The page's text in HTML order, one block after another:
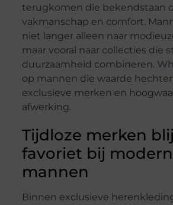
terugkomen die bekendstaan
vakmanschap en comfort.
niet langer alleen naar
maar vooral naar collecties die
duurzaamheid combineren.
op mannen die waarde
exclusieve merken en
afwerking.
Tijdloze merken
favoriet bij
mannen
Binnen exclusieve